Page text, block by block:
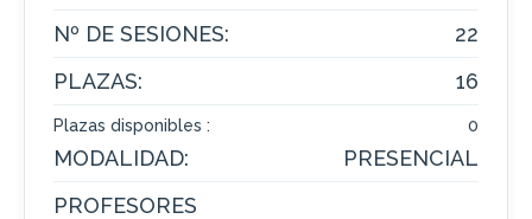
Nº DE SESIONES:
22
PLAZAS:
16
Plazas disponibles : 0
MODALIDAD:
PRESENCIAL
PROFESORES